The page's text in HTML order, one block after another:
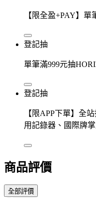
【限全盈+PAY】單
登記抽
單筆滿999元抽
登記抽
【限APP下單】全
用記錄器、國際牌
商品評價
全部評價